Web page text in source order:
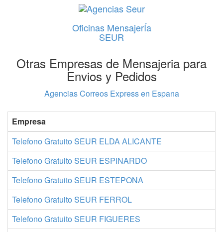
Oficinas MensajerÍa
SEUR
Otras Empresas de Mensajeria para
Envios y Pedidos
Agencias Correos Express en Espana
Empresa
Telefono Gratuito SEUR ELDA ALICANTE
Telefono Gratuito SEUR ESPINARDO
Telefono Gratuito SEUR ESTEPONA
Telefono Gratuito SEUR FERROL
Telefono Gratuito SEUR FIGUERES